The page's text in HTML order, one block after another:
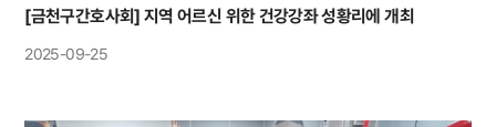
[금천구간호사회] 지역 어르신 위한 건강강좌 성황리에 개최
2025-09-25